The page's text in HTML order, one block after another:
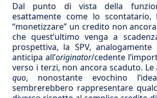
Dal punto di vista della
esattamente come lo scontatario,
“monetizzare” un credito non
che quest’ultimo venga a
prospettiva, la SPV,
anticipa all’originator/cedente
verso i terzi, non ancora scaduto. Le
quo, nonostante evochino
sembrerebbero rappresentare